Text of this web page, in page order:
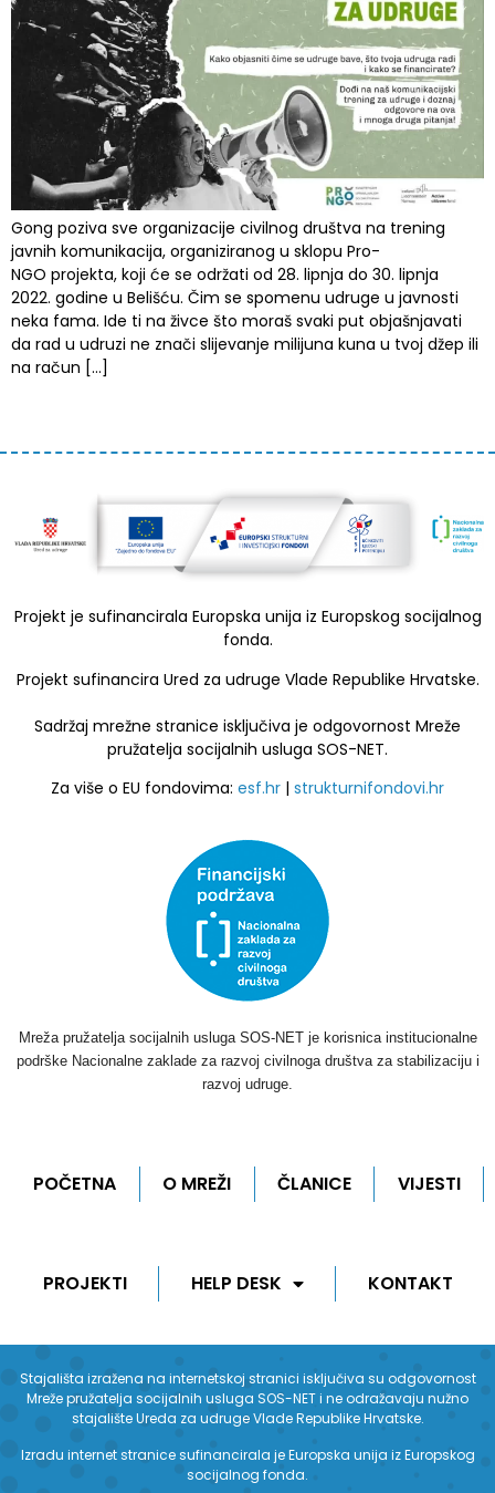
Gong poziva sve organizacije civilnog društva na trening
javnih komunikacija, organiziranog u sklopu Pro-
NGO projekta, koji će se održati od 28. lipnja do 30. lipnja
2022. godine u Belišću. Čim se spomenu udruge u javnosti
neka fama. Ide ti na živce što moraš svaki put objašnjavati
da rad u udruzi ne znači slijevanje milijuna kuna u tvoj džep ili
na račun […]
Projekt je sufinancirala Europska unija iz Europskog socijalnog
fonda.
Projekt sufinancira Ured za udruge Vlade Republike Hrvatske.
Sadržaj mrežne stranice isključiva je odgovornost Mreže
pružatelja socijalnih usluga SOS-NET.
Za više o EU fondovima: esf.hr | strukturnifondovi.hr
Mreža pružatelja socijalnih usluga SOS-NET je korisnica institucionalne
podrške Nacionalne zaklade za razvoj civilnoga društva za stabilizaciju i
razvoj udruge.
POČETNA O MREŽI ČLANICE VIJESTI
PROJEKTI HELP DESK KONTAKT
Stajališta izražena na internetskoj stranici isključiva su odgovornost
Mreže pružatelja socijalnih usluga SOS-NET i ne odražavaju nužno
stajalište Ureda za udruge Vlade Republike Hrvatske.
Izradu internet stranice sufinancirala je Europska unija iz Europskog
socijalnog fonda.